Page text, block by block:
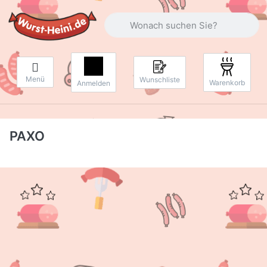
Geben Sie einen Suchbegriff ein.
Menü Anmelden Wunschliste Warenkorb
PAXO